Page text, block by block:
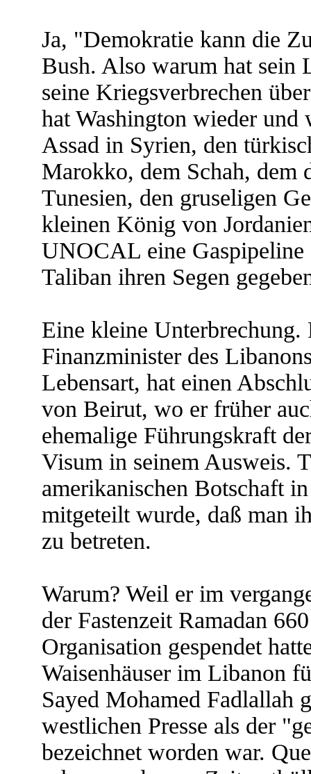
Ja, "Demokratie kann die
Bush. Also warum hat sein
seine Kriegsverbrechen
hat Washington wieder
Assad in Syrien, den
Marokko, dem Schah, dem
Tunesien, den gruseligen
kleinen König von
UNOCAL eine
Taliban ihren Segen
Eine kleine Unterbrechung.
Finanzminister des
Lebensart, hat einen
von Beirut, wo er früher
ehemalige Führungskraft
Visum in seinem Ausweis.
amerikanischen Botschaft
mitgeteilt wurde, daß man
zu betreten.
Warum? Weil er im
der Fastenzeit Ramadan
Organisation gespendet
Waisenhäuser im Libanon
Sayed Mohamed Fadlallah
westlichen Presse als der
bezeichnet worden war.